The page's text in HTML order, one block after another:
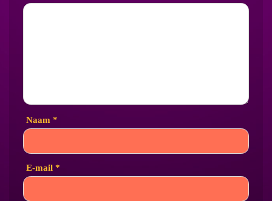
Naam *
E-mail *